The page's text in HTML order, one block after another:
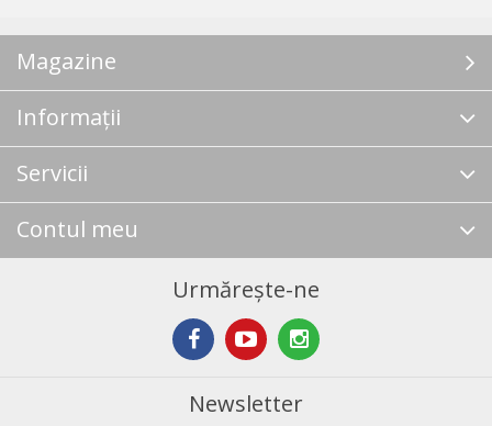
Magazine
Informații
Servicii
Contul meu
Urmărește-ne
Newsletter